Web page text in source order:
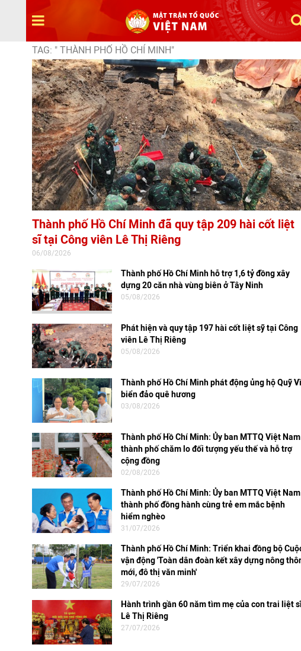
TAG: " THÀNH PHỐ HỒ CHÍ MINH"
Thành phố Hồ Chí Minh đã quy tập 209 hài cốt liệt
sĩ tại Công viên Lê Thị Riêng
06/08/2026
Thành phố Hồ Chí Minh hỗ trợ 1,6 tỷ đồng xây
dựng 20 căn nhà vùng biên ở Tây Ninh
05/08/2026
Phát hiện và quy tập 197 hài cốt liệt sỹ tại Công
viên Lê Thị Riêng
05/08/2026
Thành phố Hồ Chí Minh phát động ủng hộ Quỹ Vì
biển đảo quê hương
03/08/2026
Thành phố Hồ Chí Minh: Ủy ban MTTQ Việt Nam
thành phố chăm lo đối tượng yếu thế và hỗ trợ
cộng đồng
02/08/2026
Thành phố Hồ Chí Minh: Ủy ban MTTQ Việt Nam
thành phố đồng hành cùng trẻ em mắc bệnh
hiểm nghèo
31/07/2026
Thành phố Hồ Chí Minh: Triển khai đồng bộ
vận động 'Toàn dân đoàn kết xây dựng nông
mới, đô thị văn minh'
29/07/2026
Hành trình gần 60 năm tìm mẹ của con trai liệt
Lê Thị Riêng
27/07/2026